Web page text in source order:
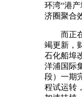
环湾“港
济圈聚合
而正在
竭更新，
石化船埠
洋浦国际
段）一期
程试运转